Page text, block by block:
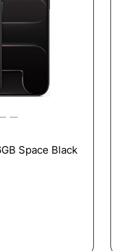
Space Black